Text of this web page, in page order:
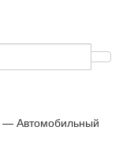
— Автомобильный